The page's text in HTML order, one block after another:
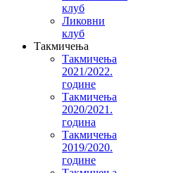
клуб
Ликовни
клуб
Такмичења
Такмичења
2021/2022.
године
Такмичења
2020/2021.
година
Такмичења
2019/2020.
године